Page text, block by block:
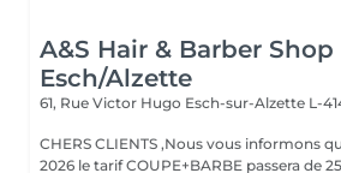
A&S Hair & Barber Shop
Esch/Alzette
61, Rue Victor Hugo Esch-sur-Alzette L-
CHERS CLIENTS ,Nous vous informons
2026 le tarif COUPE+BARBE passera de